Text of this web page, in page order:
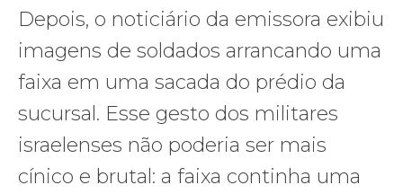
Depois, o noticiário da emissora exibiu
imagens de soldados arrancando uma
faixa em uma sacada do prédio da
sucursal. Esse gesto dos militares
israelenses não poderia ser mais
cínico e brutal: a faixa continha uma